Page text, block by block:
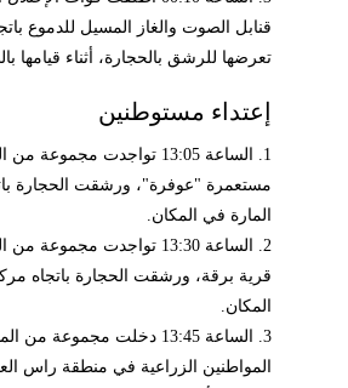
قنابل الصوت والغاز المسيل للدموع
تعرضها للرشق بالحجارة، أثناء قيامها
إعتداء مستوطنين
1. الساعة 13:05 تواجدت
مستعمرة "عوفرة"، ورشقت الحجارة
المارة في المكان.
2. الساعة 13:30 تواجدت
قرية برقة، ورشقت الحجارة باتجاه
المكان.
3. الساعة 13:45 دخلت
المواطنين الزراعية في منطقة راس